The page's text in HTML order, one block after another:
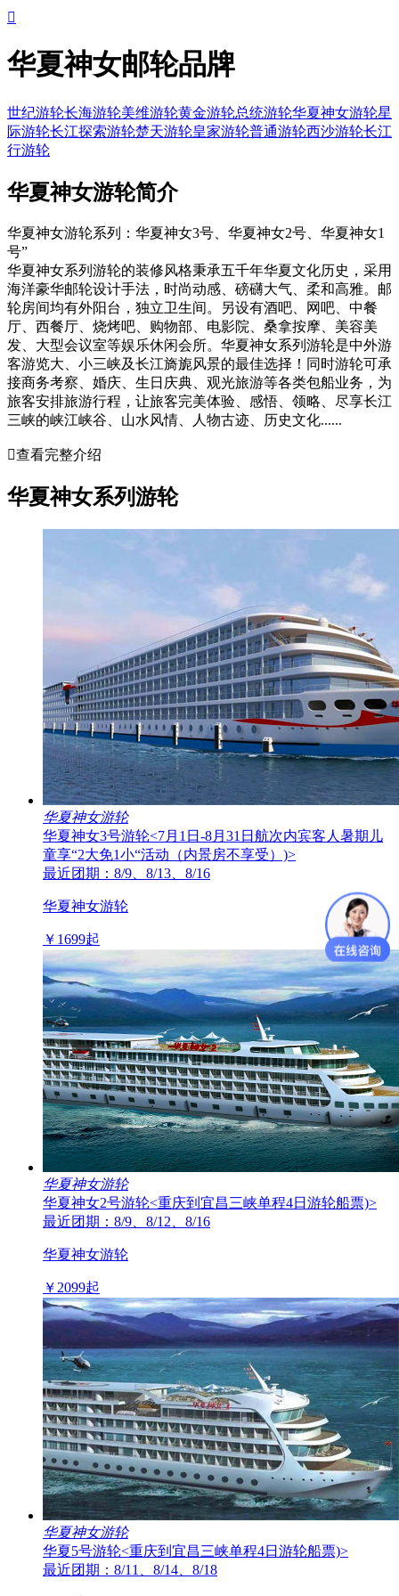

华夏神女邮轮品牌
世纪游轮长海游轮美维游轮黄金游轮总统游轮华夏神女游轮星
际游轮长江探索游轮楚天游轮皇家游轮普通游轮西沙游轮长江
行游轮
华夏神女游轮简介
华夏神女游轮系列：华夏神女3号、华夏神女2号、华夏神女1
号”
华夏神女系列游轮的装修风格秉承五千年华夏文化历史，采用
海洋豪华邮轮设计手法，时尚动感、磅礴大气、柔和高雅。邮
轮房间均有外阳台，独立卫生间。另设有酒吧、网吧、中餐
厅、西餐厅、烧烤吧、购物部、电影院、桑拿按摩、美容美
发、大型会议室等娱乐休闲会所。华夏神女系列游轮是中外游
客游览大、小三峡及长江旖旎风景的最佳选择！同时游轮可承
接商务考察、婚庆、生日庆典、观光旅游等各类包船业务，为
旅客安排旅游行程，让旅客完美体验、感悟、领略、尽享长江
三峡的峡江峡谷、山水风情、人物古迹、历史文化......
查看完整介绍
华夏神女系列游轮
华夏神女游轮
华夏神女3号游轮<7月1日-8月31日航次内宾客人暑期儿
童享“2大免1小“活动（内景房不享受）)>
最近团期：8/9、8/13、8/16
华夏神女游轮
￥ 1699起
华夏神女游轮
华夏神女2号游轮<重庆到宜昌三峡单程4日游轮船票)>
最近团期：8/9、8/12、8/16
华夏神女游轮
￥ 2099起
华夏神女游轮
华夏5号游轮<重庆到宜昌三峡单程4日游轮船票)>
最近团期：8/11、8/14、8/18